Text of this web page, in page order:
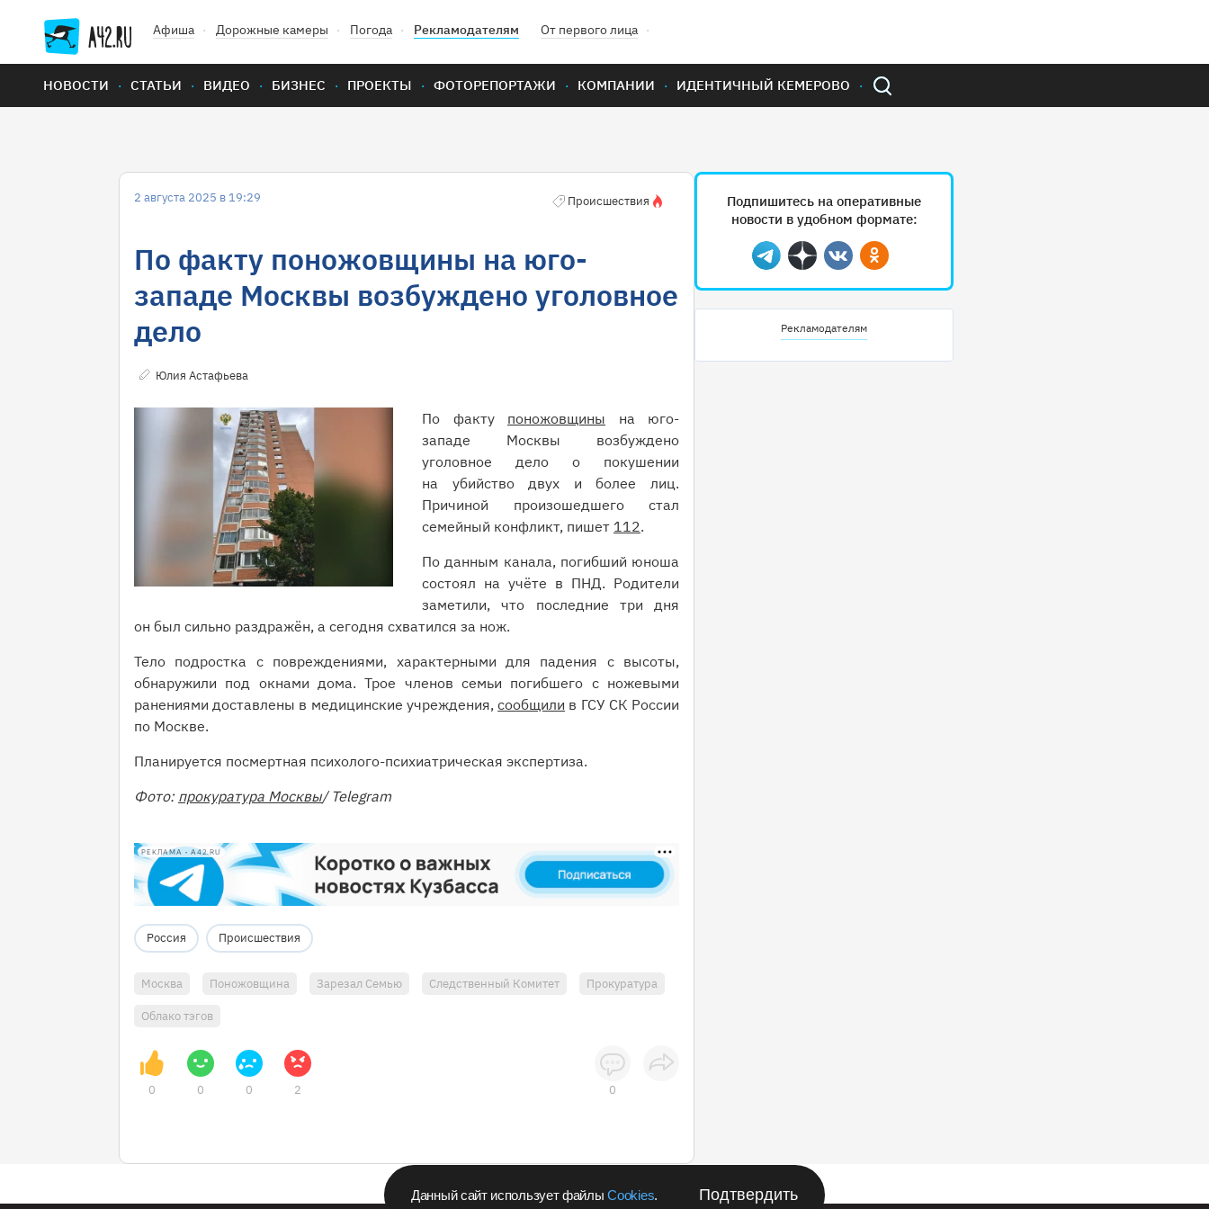
Афиша Дорожные камеры Погода Рекламодателям От первого лица
НОВОСТИ СТАТЬИ ВИДЕО БИЗНЕС ПРОЕКТЫ ФОТОРЕПОРТАЖИ КОМПАНИИ ИДЕНТИЧНЫЙ КЕМЕРОВО
Данный сайт использует файлыCookies. Подтвердить
2 августа 2025 в 19:29 Происшествия
По факту поножовщины на юго-
западе Москвы возбуждено уголовное
дело
Юлия Астафьева
По факту поножовщины на юго-
западе Москвы возбуждено
уголовное дело о покушении
на убийство двух и более лиц.
Причиной произошедшего стал
семейный конфликт, пишет 112.
По данным канала, погибший юноша
состоял на учёте в ПНД. Родители
заметили, что последние три дня
он был сильно раздражён, а сегодня схватился за нож.
Тело подростка с повреждениями, характерными для падения с высоты,
обнаружили под окнами дома. Трое членов семьи погибшего с ножевыми
ранениями доставлены в медицинские учреждения,сообщили в ГСУ СК России
по Москве.
Планируется посмертная психолого-психиатрическая экспертиза.
Фото: прокуратура Москвы/ Telegram
РЕКЛАМА • A42.RU
Россия Происшествия
Москва Поножовщина Зарезал Семью Следственный Комитет Прокуратура
Облако тэгов
0 0 0 2 0
Подпишитесь на оперативные
новости в удобном формате:
Telegram
ДзенВконтактеОдноклассники
Рекламодателям